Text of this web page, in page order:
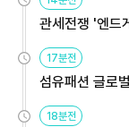
관세전쟁 '엔드
용해야
17분전
섬유패션 글로
원
18분전